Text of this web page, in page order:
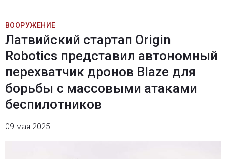
ВООРУЖЕНИЕ
Латвийский стартап Origin
Robotics представил автономный
перехватчик дронов Blaze для
борьбы с массовыми атаками
беспилотников
09 мая 2025